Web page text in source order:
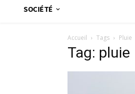
SOCIÉTÉ
Accueil Tags Pluie
Tag: pluie